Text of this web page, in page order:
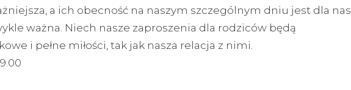
a ich obecność na naszym szczególnym dniu jest dla nas
ważna. Niech nasze zaproszenia dla rodziców będą
i pełne miłości, tak jak nasza relacja z nimi.